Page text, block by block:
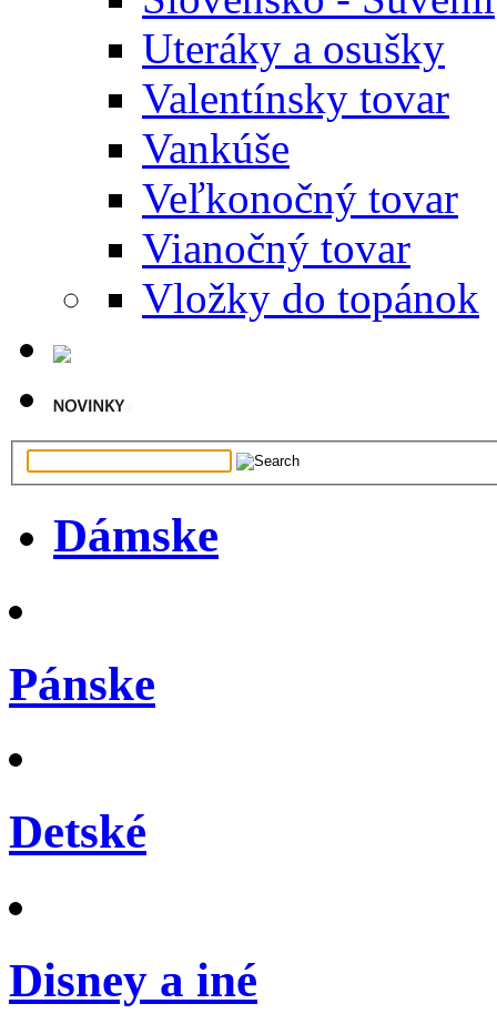
Uteráky a osušky
Valentínsky tovar
Vankúše
Veľkonočný tovar
Vianočný tovar
Vložky do topánok
Dámske
Pánske
Detské
Disney a iné